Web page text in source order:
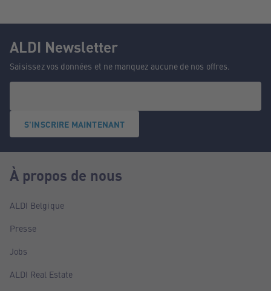
ALDI Newsletter
Saisissez vos données et ne manquez aucune de nos offres.
S'INSCRIRE MAINTENANT
À propos de nous
ALDI Belgique
Presse
Jobs
ALDI Real Estate